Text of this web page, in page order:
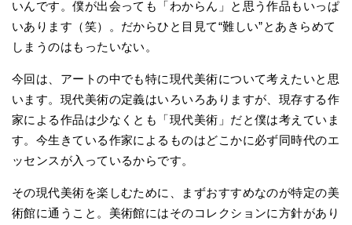
いんです。僕が出会っても「わからん」と思う作品もいっぱ
いあります（笑）。だからひと目見て“難しい”とあきらめて
しまうのはもったいない。
今回は、アートの中でも特に現代美術について考えたいと思
います。現代美術の定義はいろいろありますが、現存する作
家による作品は少なくとも「現代美術」だと僕は考えていま
す。今生きている作家によるものはどこかに必ず同時代のエ
ッセンスが入っているからです。
その現代美術を楽しむために、まずおすすめなのが特定の美
術館に通うこと。美術館にはそのコレクションに方針があり